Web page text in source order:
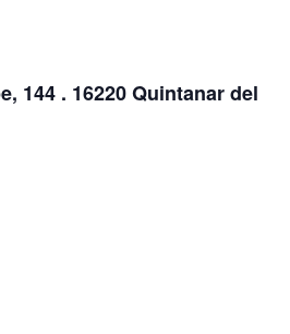
144 . 16220 Quintanar del